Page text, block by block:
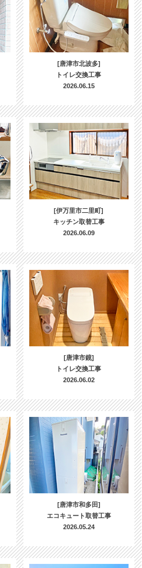
[唐津市北波多]
トイレ交換工事
2026.06.15
[伊万里市二里町]
キッチン取替工事
2026.06.09
[唐津市鏡]
トイレ交換工事
2026.06.02
[唐津市和多田]
エコキュート取替工事
2026.05.24